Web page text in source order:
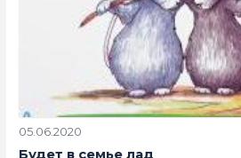
05.06.2020
Будет в семье лад